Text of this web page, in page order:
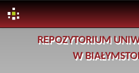
REPOZYTORIUM
W